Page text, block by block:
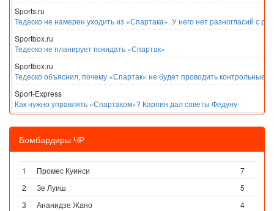
Sports.ru
Тедеско не намерен уходить из «Спартака». У него нет разногласий с
Sportbox.ru
Тедеско не планирует покидать «Спартак»
Sportbox.ru
Тедеско объяснил, почему «Спартак» не будет проводить контрольные
Sport-Express
Как нужно управлять «Спартаком»? Карпин дал советы Федуну
Бомбардиры ЧР
1 Промес Куинси
7
2
Зе Луиш
5
3
Ананидзе Жано
4